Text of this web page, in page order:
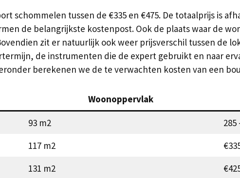
schommelen tussen de €335 en €475. De totaalprijs is
de belangrijkste kostenpost. Ook de plaats waar de
zit er natuurlijk ook weer prijsverschil tussen de
de instrumenten die de expert gebruikt en naar
berekenen we de te verwachten kosten van een
Woonoppervlak
93 m2
285
117 m2
131 m2